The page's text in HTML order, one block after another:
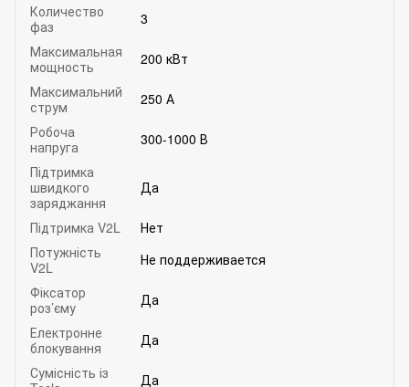
Количество
фаз
3
Максимальная
мощность
200 кВт
Максимальний
струм
250 А
Робоча
напруга
300-1000 В
Підтримка
швидкого
заряджання
Да
Підтримка V2L
Нет
Потужність
V2L
Не поддерживается
Фіксатор
роз’єму
Да
Електронне
блокування
Да
Сумісність із
Да